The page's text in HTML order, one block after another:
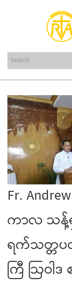
content
Fr.
ကာလ သန့်
ရက်သတ္တပ
ကြီ ဩဝါဒ